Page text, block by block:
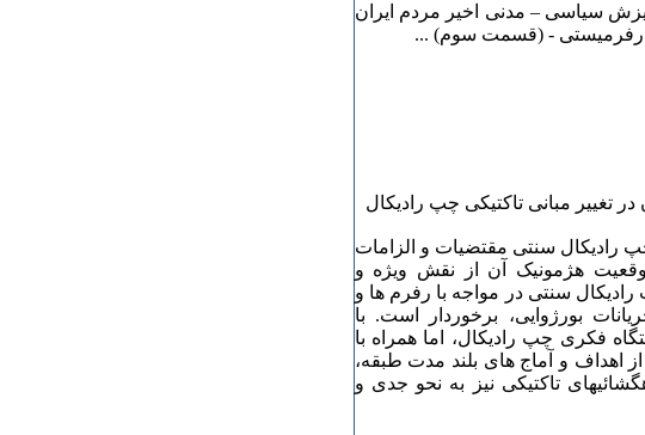
سیاسی – مدنی اخیر مردم ایران
رفرمیستی - (قسمت سوم) ...
تغییر مبانی تاکتیکی چپ رادیکال
رادیکال سنتی مقتضیات و الزامات
هژمونیک آن از نقش ویژه و
سنتی در مواجه با رفرم ها و
بورژوایی، برخوردار است. با
فکری چپ رادیکال، اما همراه با
اهداف و آماج های بلند مدت طبقه،
تاکتیکی نیز به نحو جدی و